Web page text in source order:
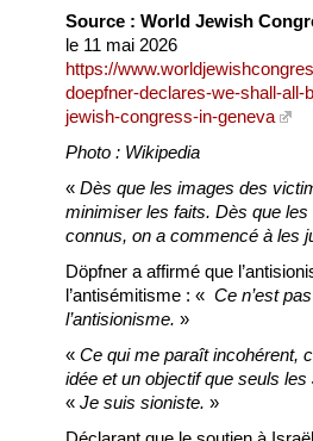
Source : World Jewish
le 11 mai 2026
https://
doepfner-declares-we-shall-
jewish-congress-in-geneva
Photo : Wikipedia
« Dès que les images des
minimiser les faits. Dès que
connus, on a commencé à les
Döpfner a affirmé que
l’antisémitisme : « Ce n’est
l’antisionisme. »
« Ce qui me paraît incohérent,
idée et un objectif que seuls
« Je suis sioniste. »